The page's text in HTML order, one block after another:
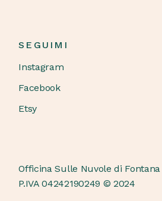
SEGUIMI
Instagram
Facebook
Etsy
Officina Sulle Nuvole di Fontana
P.IVA 04242190249 © 2024